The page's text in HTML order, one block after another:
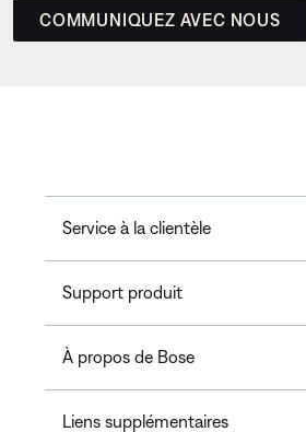
COMMUNIQUEZ AVEC NOUS
Service à la clientèle
Support produit
À propos de Bose
Liens supplémentaires